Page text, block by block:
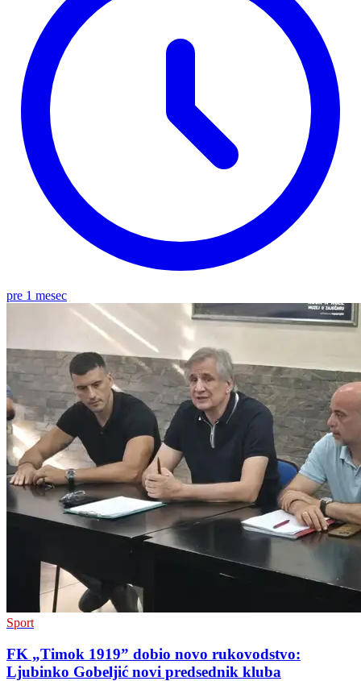
pre 1 mesec
Sport
FK „Timok 1919” dobio novo rukovodstvo:
Ljubinko Gobeljić novi predsednik kluba